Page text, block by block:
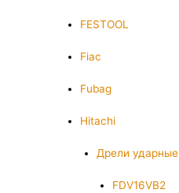
FESTOOL
Fiac
Fubag
Hitachi
Дрели ударные
FDV16VB2